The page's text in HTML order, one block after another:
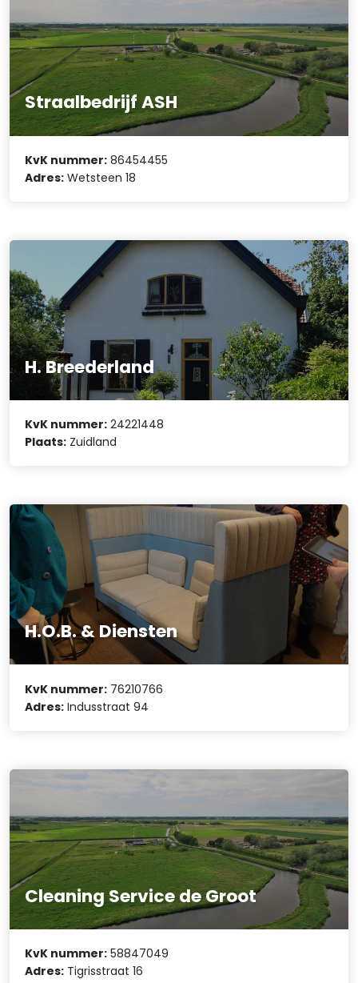
Straalbedrijf ASH
KvK nummer: 86454455
Adres: Wetsteen 18
H. Breederland
KvK nummer: 24221448
Plaats: Zuidland
H.O.B. & Diensten
KvK nummer: 76210766
Adres: Indusstraat 94
Cleaning Service de Groot
KvK nummer: 58847049
Adres: Tigrisstraat 16